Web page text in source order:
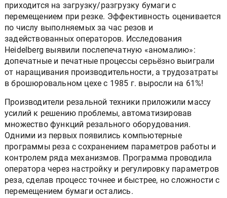
приходится на загрузку/разгрузку бумаги с
перемещением при резке. Эффективность оценивается
по числу выполняемых за час резов и
задействованных операторов. Исследования
Heidelberg выявили послепечатную «аномалию»:
допечатные и печатные процессы серьёзно выиграли
от наращивания производительности, а трудозатраты
в брошюровальном цехе с 1985 г. выросли на 61%!
Производители резальной техники приложили массу
усилий к решению проблемы, автоматизировав
множество функций резального оборудования.
Одними из первых появились компьютерные
программы реза с сохранением параметров работы и
контролем ряда механизмов. Программа проводила
оператора через настройку и регулировку параметров
реза, сделав процесс точнее и быстрее, но сложности с
перемещением бумаги остались.